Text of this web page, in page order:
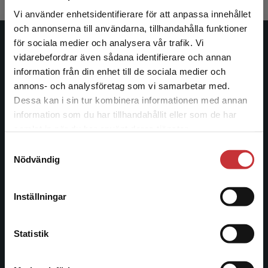
Vi använder enhetsidentifierare för att anpassa innehållet
och annonserna till användarna, tillhandahålla funktioner
för sociala medier och analysera vår trafik. Vi
vidarebefordrar även sådana identifierare och annan
information från din enhet till de sociala medier och
annons- och analysföretag som vi samarbetar med.
Dessa kan i sin tur kombinera informationen med annan
information som du har tillhandahållit eller som de har
Nödvändig
Inställningar
Statistik
Begränsad fraktregion
Det verkar som att du besöker
studentlitteratur.se via en enhet utanför Sverige.
Vi erbjuder inte leveranser utanför Sverige. För
att kunna slutföra ett köp måste
Studentlitteratur
Studentlitteratur grundades 1963 och är idag Sveriges
ledande utbildningsförlag. Med läromedel, kurslitteratur,
facklitteratur, utbildningar och digitala
informationstjänster i utbudet, finns Studentlitteratur med
längs hela kunskapsresan.
Kontakta oss